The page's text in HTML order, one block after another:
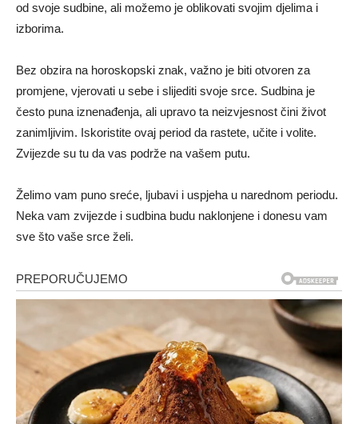
od svoje sudbine, ali možemo je oblikovati svojim djelima i
izborima.
Bez obzira na horoskopski znak, važno je biti otvoren za
promjene, vjerovati u sebe i slijediti svoje srce. Sudbina je
često puna iznenađenja, ali upravo ta neizvjesnost čini život
zanimljivim. Iskoristite ovaj period da rastete, učite i volite.
Zvijezde su tu da vas podrže na vašem putu.
Želimo vam puno sreće, ljubavi i uspjeha u narednom periodu.
Neka vam zvijezde i sudbina budu naklonjene i donesu vam
sve što vaše srce želi.